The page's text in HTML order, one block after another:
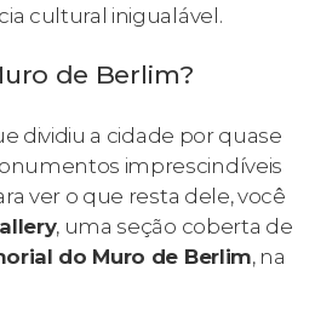
cultural inigualável.
de Berlim?
dividiu a cidade por quase
imprescindíveis
ver o que resta dele, você
, uma seção coberta de
do Muro de Berlim, na